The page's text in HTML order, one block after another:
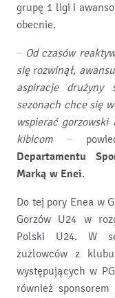
grupę 1 ligi i
obecnie.
– Od czasów
się rozwinął,
aspiracje
sezonach chce się
wspierać
kibicom –
Departamentu
Marką w Enei.
Do tej pory Enea w
Gorzów U24 w
Polski U24. W
żużlowców z
występujących w
również